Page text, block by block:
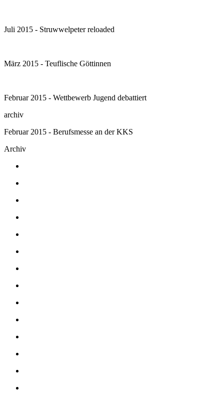
Juli 2015 - Struwwelpeter reloaded
März 2015 - Teuflische Göttinnen
Februar 2015 - Wettbewerb Jugend debattiert
archiv
Februar 2015 - Berufsmesse an der KKS
Archiv